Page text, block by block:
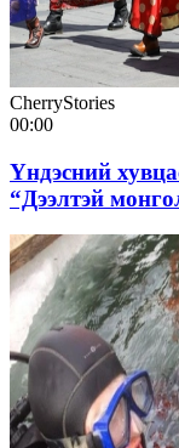
CherryStories
00:00
Үндэсний
“Дээлтэй